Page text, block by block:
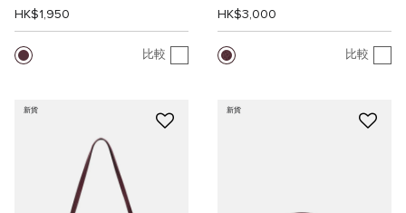
HK$1,950
比較
HK$3,000
比較
新貨 新貨